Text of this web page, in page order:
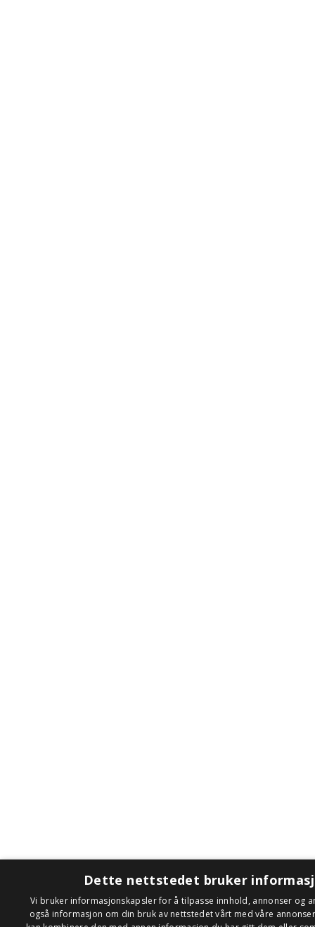
Dette nettstedet bruker
Vi bruker informasjonskapsler for å tilpasse innhold, annonser og
også informasjon om din bruk av nettstedet vårt med våre